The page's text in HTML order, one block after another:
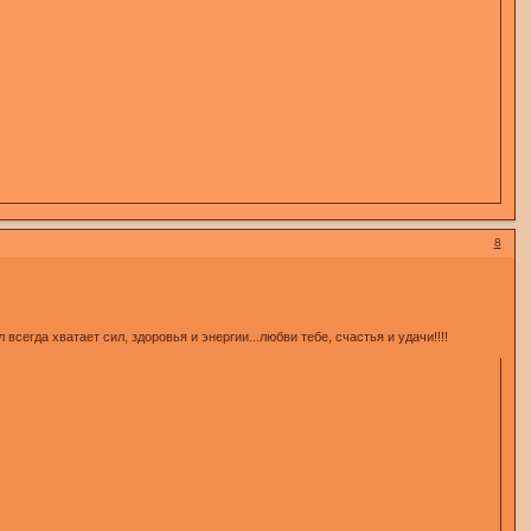
8
хватает сил, здоровья и энергии...любви тебе, счастья и удачи!!!!